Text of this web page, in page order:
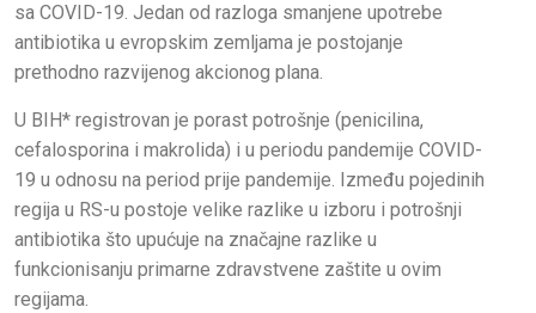
sa COVID-19. Jedan od razloga smanjene upotrebe
antibiotika u evropskim zemljama je postojanje
prethodno razvijenog akcionog plana.
U BIH* registrovan je porast potrošnje (penicilina,
cefalosporina i makrolida) i u periodu pandemije COVID-
19 u odnosu na period prije pandemije. Između pojedinih
regija u RS-u postoje velike razlike u izboru i potrošnji
antibiotika što upućuje na značajne razlike u
funkcionisanju primarne zdravstvene zaštite u ovim
regijama.